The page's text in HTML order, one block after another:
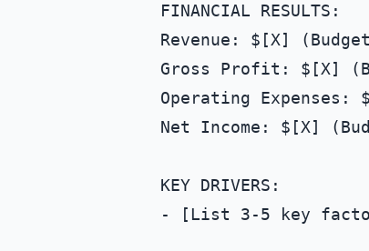
FINANCIAL RESULTS:
Revenue: $[X]
Gross Profit: $[X]
Operating
Net Income: $[X]
KEY DRIVERS:
- [List 3-5 key